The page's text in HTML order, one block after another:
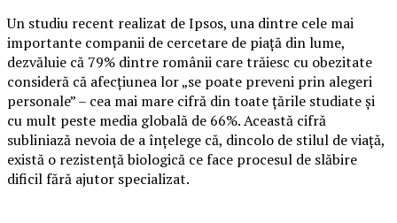
Un studiu recent realizat de Ipsos, una dintre cele mai
importante companii de cercetare de piață din lume,
dezvăluie că 79% dintre românii care trăiesc cu obezitate
consideră că afecțiunea lor „se poate preveni prin alegeri
personale” – cea mai mare cifră din toate țările studiate și
cu mult peste media globală de 66%. Această cifră
subliniază nevoia de a înțelege că, dincolo de stilul de viață,
există o rezistență biologică ce face procesul de slăbire
dificil fără ajutor specializat.